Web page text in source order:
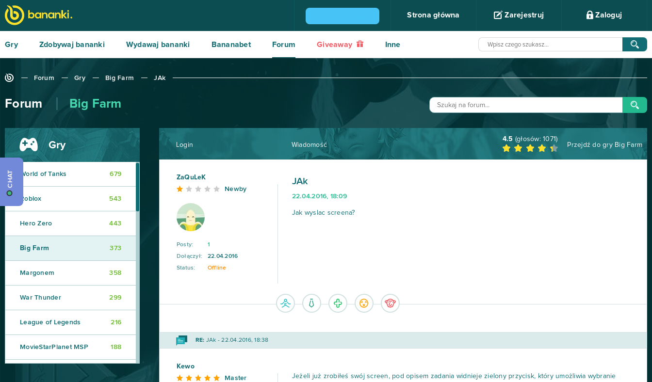
Strona główna Zarejestruj Zaloguj
Gry Zdobywaj bananki Wydawaj bananki Bananabet Forum Giveaway Inne
Forum Gry Big Farm JAk
Forum Big Farm
Login Wiadomość
4.5 (głosów: 1071)
Przejdź do gry Big Farm
ZaQuLeK
Newby
Posty:
1
Dołączył:
22.04.2016
Status:
Offline
JAk
22.04.2016, 18:09
Jak wyslac screena?
RE: JAk - 22.04.2016, 18:38
Kewo
Master
Jeżeli już zrobiłeś swój screen, pod opisem zadania widnieje zielony przycisk, który umożliwia wybranie
Gry
World of Tanks 679
Roblox 543
Hero Zero 443
Big Farm 373
Margonem 358
War Thunder 299
League of Legends 216
MovieStarPlanet MSP 188
162
CHAT